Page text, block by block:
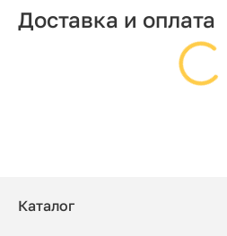
Доставка и оплата
Каталог